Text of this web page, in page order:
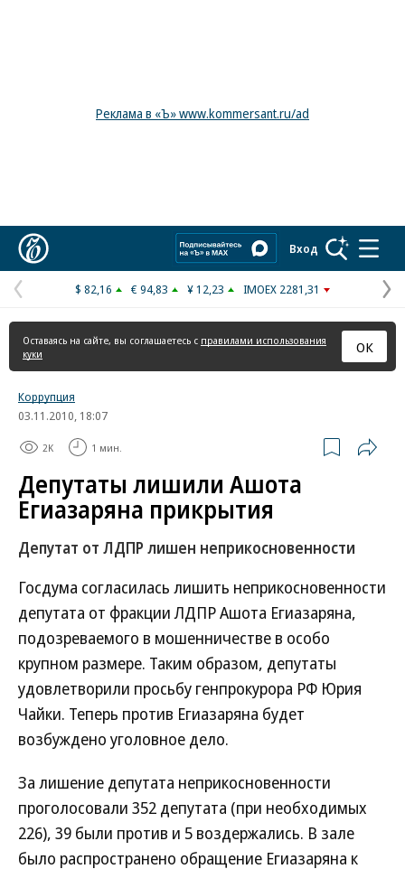
Реклама в «Ъ» www.kommersant.ru/ad
Вход
Предыдущая
страница
$ 82,16 € 94,83 ¥ 12,23 IMOEX 2281,31
Оставаясь на сайте, вы соглашаетесь с правилами использования
куки
ОК
Коррупция
03.11.2010, 18:07
2K 1 мин.
Депутаты лишили Ашота
Егиазаряна прикрытия
Депутат от ЛДПР лишен неприкосновенности
Госдума согласилась лишить неприкосновенности
депутата от фракции ЛДПР Ашота Егиазаряна,
подозреваемого в мошенничестве в особо
крупном размере. Таким образом, депутаты
удовлетворили просьбу генпрокурора РФ Юрия
Чайки. Теперь против Егиазаряна будет
возбуждено уголовное дело.
За лишение депутата неприкосновенности
проголосовали 352 депутата (при необходимых
226), 39 были против и 5 воздержались. В зале
было распространено обращение Егиазаряна к